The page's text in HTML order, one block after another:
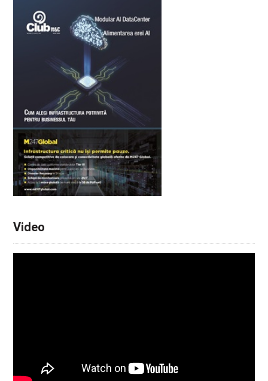
Video